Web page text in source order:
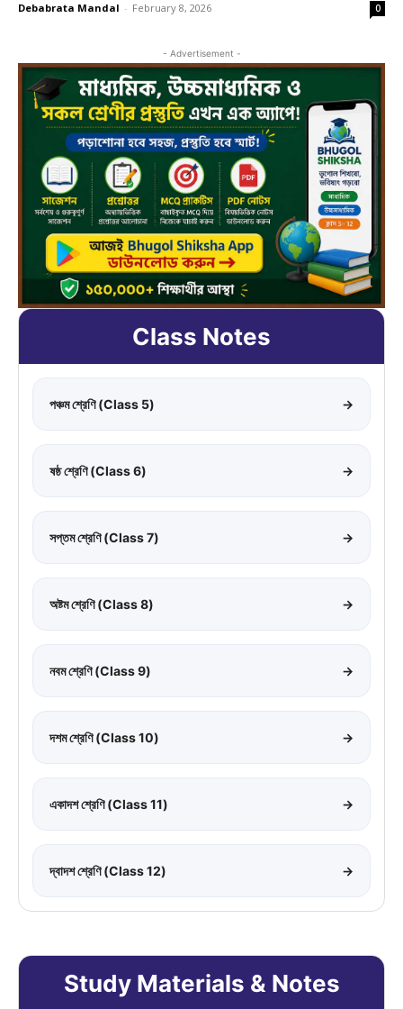
Debabrata Mandal - February 8, 2026 0
- Advertisement -
Class Notes
পঞ্চম শ্রেণি (Class 5) →
ষষ্ঠ শ্রেণি (Class 6) →
সপ্তম শ্রেণি (Class 7) →
অষ্টম শ্রেণি (Class 8) →
নবম শ্রেণি (Class 9) →
দশম শ্রেণি (Class 10) →
একাদশ শ্রেণি (Class 11) →
দ্বাদশ শ্রেণি (Class 12) →
Study Materials & Notes